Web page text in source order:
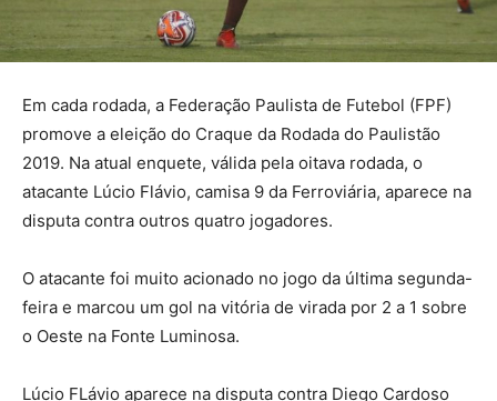
Em cada rodada, a Federação Paulista de Futebol (FPF)
promove a eleição do Craque da Rodada do Paulistão
2019. Na atual enquete, válida pela oitava rodada, o
atacante Lúcio Flávio, camisa 9 da Ferroviária, aparece na
disputa contra outros quatro jogadores.
O atacante foi muito acionado no jogo da última segunda-
feira e marcou um gol na vitória de virada por 2 a 1 sobre
o Oeste na Fonte Luminosa.
Lúcio FLávio aparece na disputa contra Diego Cardoso